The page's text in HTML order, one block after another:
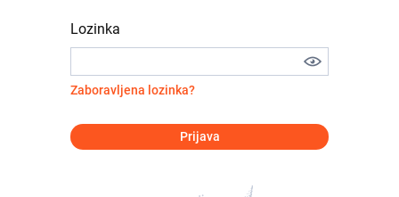
Lozinka
Zaboravljena lozinka?
Prijava